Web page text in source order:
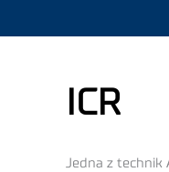
ICR
Jedna z technik